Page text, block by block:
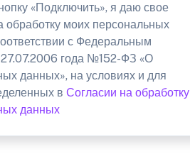
«Подключить», я даю свое
обработку моих персональных
с Федеральным
27.07.2006 года №152-ФЗ «О
данных», на условиях и для
вСогласии на обработку
данных